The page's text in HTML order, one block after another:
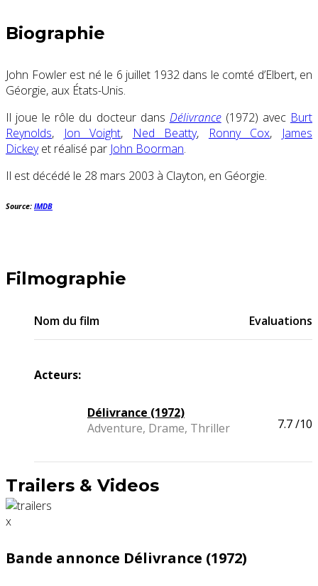
Biographie
John Fowler est né le 6 juillet 1932 dans le comté d’Elbert, en
Géorgie, aux États-Unis.
Il joue le rôle du docteur dans Délivrance(1972) avec Burt
Reynolds, Jon Voight, Ned Beatty, Ronny Cox, James
Dickeyet réalisé par John Boorman.
Il est décédé le 28 mars 2003 à Clayton, en Géorgie.
Source: IMDB
Filmographie
Nom du film Evaluations
Acteurs:
Délivrance (1972)
Adventure, Drame, Thriller
7.7/10
Trailers & Videos
x
Bande annonce Délivrance (1972)